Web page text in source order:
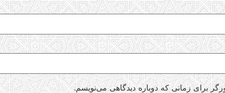
برای زمانی که دوباره دیدگاهی می‌نویسم.